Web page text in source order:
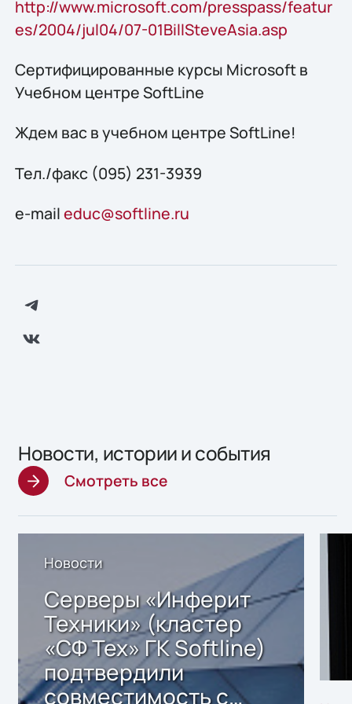
http://www.microsoft.com/presspass/featur
es/2004/jul04/07-01BillSteveAsia.asp
Сертифицированные курсы Microsoft в
Учебном центре SoftLine
Ждем вас в учебном центре SoftLine!
Тел./факс (095) 231-3939
e-maileduc@softline.ru
Новости, истории и события
Смотреть все
Новости
Серверы «Инферит
Техники» (кластер
«СФ Тех» ГК Softline)
подтвердили
совместимость с